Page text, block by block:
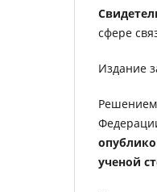
сфере
Издание
Решением
ученой